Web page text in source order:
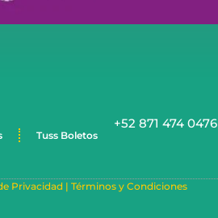
Tuss Boletos
+52 871 474 0476
Privacidad | Términos y Condiciones